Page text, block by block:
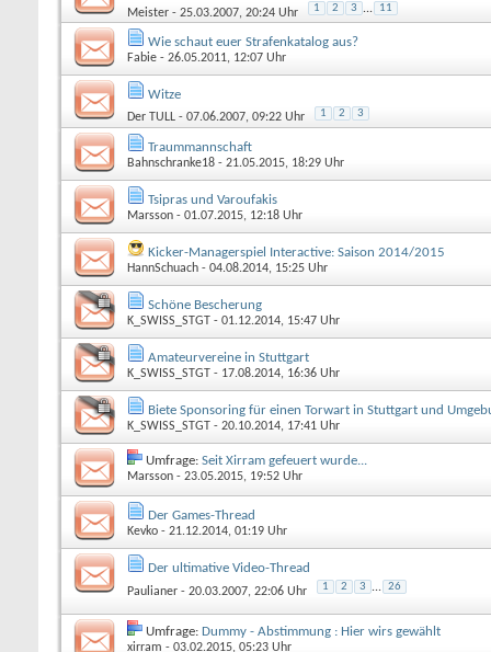
Meister - 25.03.2007, 20:24 Uhr 1 2 3 ... 11
Wie schaut euer Strafenkatalog aus?
Fabie - 26.05.2011, 12:07 Uhr
Witze
Der TULL - 07.06.2007, 09:22 Uhr 1 2 3
Traummannschaft
Bahnschranke18 - 21.05.2015, 18:29 Uhr
Tsipras und Varoufakis
Marsson - 01.07.2015, 12:18 Uhr
Kicker-Managerspiel Interactive: Saison 2014/2015
HannSchuach - 04.08.2014, 15:25 Uhr
Schöne Bescherung
K_SWISS_STGT - 01.12.2014, 15:47 Uhr
Amateurvereine in Stuttgart
K_SWISS_STGT - 17.08.2014, 16:36 Uhr
Biete Sponsoring für einen Torwart in Stuttgart und
K_SWISS_STGT - 20.10.2014, 17:41 Uhr
Umfrage: Seit Xirram gefeuert wurde...
Marsson - 23.05.2015, 19:52 Uhr
Der Games-Thread
Kevko - 21.12.2014, 01:19 Uhr
Der ultimative Video-Thread
Paulianer - 20.03.2007, 22:06 Uhr 1 2 3 ... 26
Umfrage: Dummy - Abstimmung : Hier wirs gewählt
xirram - 03.02.2015, 05:23 Uhr